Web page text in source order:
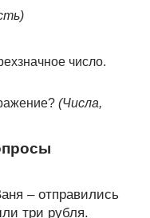
число.
(Числа,
– отправились
три рубля.